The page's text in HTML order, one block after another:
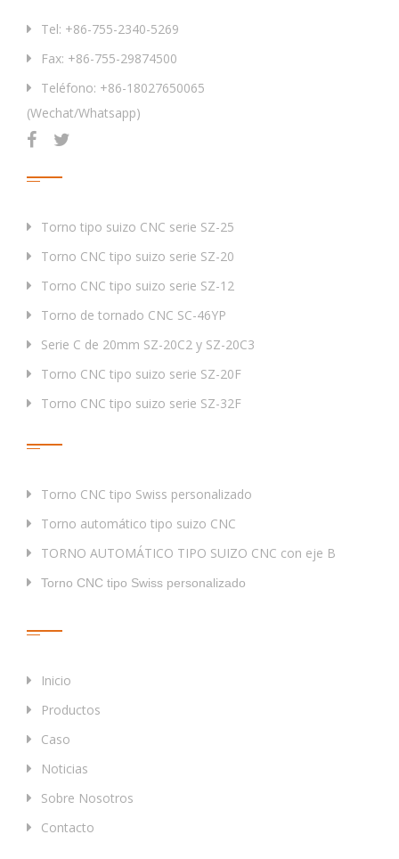
Tel: +86-755-2340-5269
Fax: +86-755-29874500
Teléfono: +86-18027650065
(Wechat/Whatsapp)
Torno tipo suizo CNC serie SZ-25
Torno CNC tipo suizo serie SZ-20
Torno CNC tipo suizo serie SZ-12
Torno de tornado CNC SC-46YP
Serie C de 20mm SZ-20C2 y SZ-20C3
Torno CNC tipo suizo serie SZ-20F
Torno CNC tipo suizo serie SZ-32F
Torno CNC tipo Swiss personalizado
Torno automático tipo suizo CNC
TORNO AUTOMÁTICO TIPO SUIZO CNC con eje B
Torno CNC tipo Swiss personalizado
Inicio
Productos
Caso
Noticias
Sobre Nosotros
Contacto